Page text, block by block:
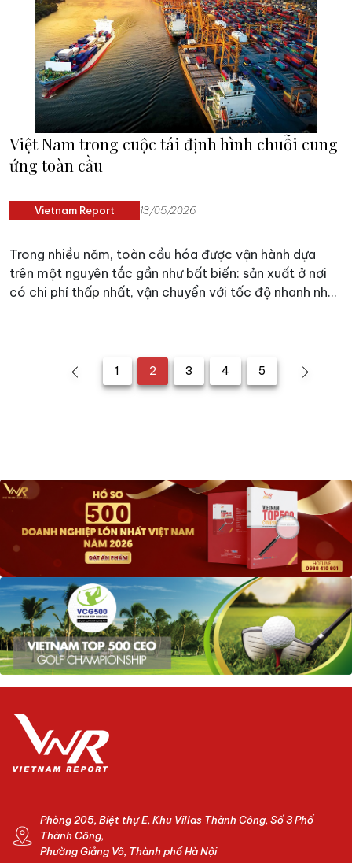
Việt Nam trong cuộc tái định hình chuỗi cung
ứng toàn cầu
Vietnam Report 13/05/2026
Trong nhiều năm, toàn cầu hóa được vận hành dựa
trên một nguyên tắc gần như bất biến: sản xuất ở nơi
có chi phí thấp nhất, vận chuyển với tốc độ nhanh nhất
với mức độ phụ thuộc ngày càng sâu.
1 2 3 4 5
Phòng 205, Biệt thự E, Khu Villas Thành Công, Số 3 Phố
Thành Công,
Phường Giảng Võ, Thành phố Hà Nội